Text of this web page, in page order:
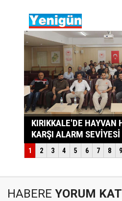
HABERE YORUM KAT